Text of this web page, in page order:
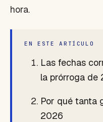
hora.
EN ESTE ARTÍCULO
Las fechas
la prórroga de
Por qué tanta
2026